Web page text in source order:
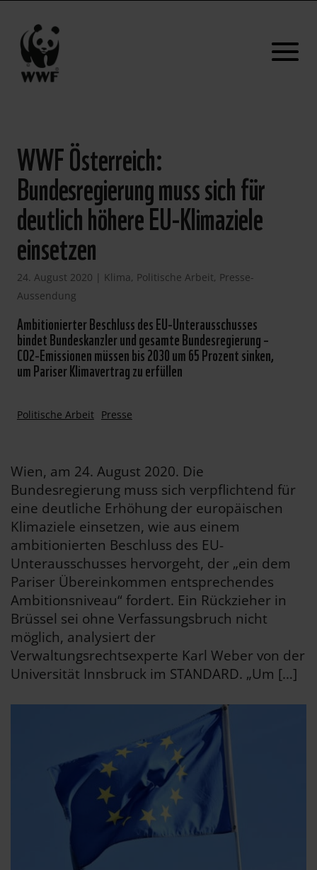
WWF Österreich:
Bundesregierung muss sich für
deutlich höhere EU-Klimaziele
einsetzen
24. August 2020 | Klima, Politische Arbeit, Presse-
Aussendung
Ambitionierter Beschluss des EU-Unterausschusses
bindet Bundeskanzler und gesamte Bundesregierung –
CO2-Emissionen müssen bis 2030 um 65 Prozent sinken,
um Pariser Klimavertrag zu erfüllen
Politische Arbeit Presse
Wien, am 24. August 2020. Die
Bundesregierung muss sich verpflichtend für
eine deutliche Erhöhung der europäischen
Klimaziele einsetzen, wie aus einem
ambitionierten Beschluss des EU-
Unterausschusses hervorgeht, der „ein dem
Pariser Übereinkommen entsprechendes
Ambitionsniveau“ fordert. Ein Rückzieher in
Brüssel sei ohne Verfassungsbruch nicht
möglich, analysiert der
Verwaltungsrechtsexperte Karl Weber von der
Universität Innsbruck im STANDARD. „Um […]